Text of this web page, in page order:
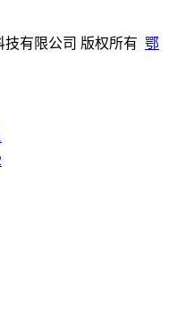
技有限公司 版权所有 鄂